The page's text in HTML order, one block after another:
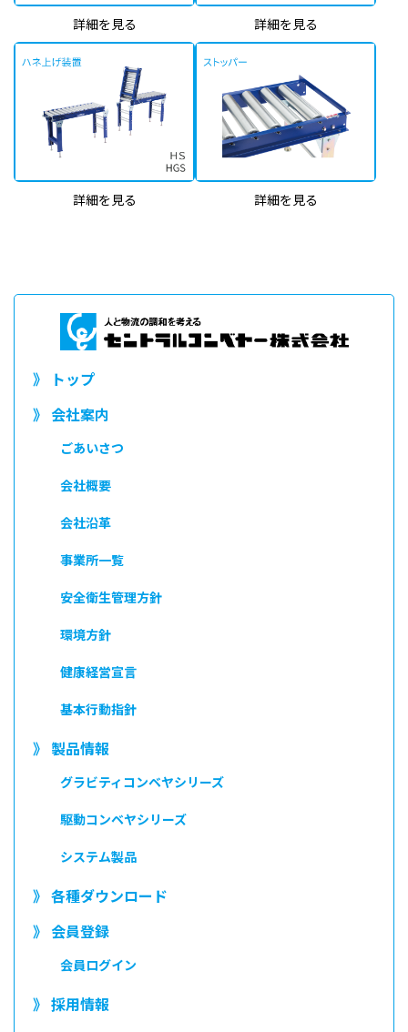
詳細を見る 詳細を見る
詳細を見る 詳細を見る
》 トップ
》 会社案内
ごあいさつ
会社概要
会社沿革
事業所一覧
安全衛生管理方針
環境方針
健康経営宣言
基本行動指針
》 製品情報
グラビティコンベヤシリーズ
駆動コンベヤシリーズ
システム製品
》 各種ダウンロード
》 会員登録
会員ログイン
》 採用情報